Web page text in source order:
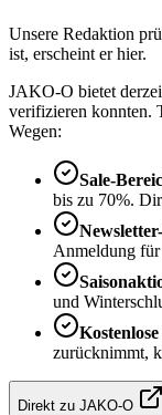
Unsere Redaktion
ist, erscheint er hier.
JAKO-O bietet
verifizieren konnten.
Wegen:
Sale-
bis zu 70%.
Anmeldung für
und
zurücknimmt,
Direkt zu JAKO-O